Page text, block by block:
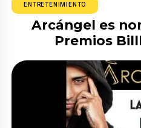
ENTRETENIMIENTO
Arcángel es
Premios